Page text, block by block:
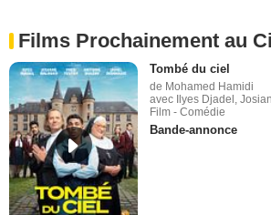
Films Prochainement au
Tombé du ciel
de Mohamed Hamidi
avec Ilyes Djadel,
Film - Comédie
Bande-annonce